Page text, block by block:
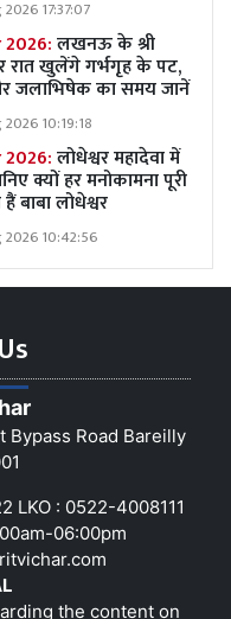
17:37:07
लखनऊ के श्री
रात खुलेंगे गर्भगृह के पट,
जलाभिषेक का समय जानें
10:19:18
लोधेश्वर महादेवा में
क्यों हर मनोकामना पूरी
बाबा लोधेश्वर
2026 10:42:56
Bypass Road Bareilly
LKO : 0522-4008111
06:00pm
the content on